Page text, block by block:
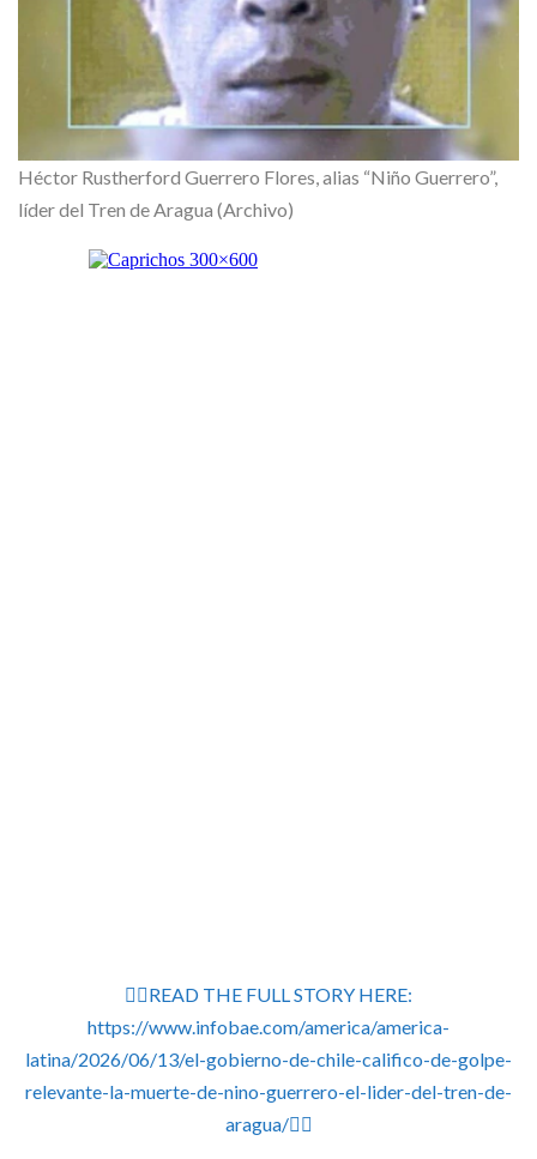
Héctor Rustherford Guerrero Flores, alias “Niño Guerrero”,
líder del Tren de Aragua (Archivo)
👉🏽READ THE FULL STORY HERE:
https://www.infobae.com/america/america-
latina/2026/06/13/el-gobierno-de-chile-califico-de-golpe-
relevante-la-muerte-de-nino-guerrero-el-lider-del-tren-de-
aragua/👈🏽